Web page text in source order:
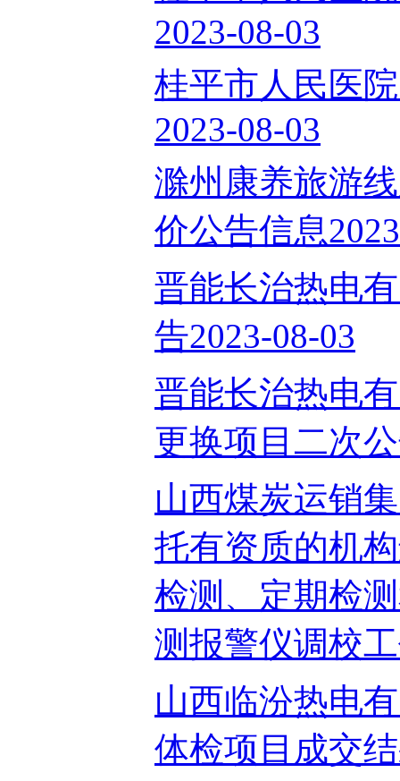
2023-08-03
桂平市人民医
2023-08-03
滁州康养旅游
价公告信息
晋能长治热电
告2023-08-03
晋能长治热电
更换项目二次
山西煤炭运销
托有资质的机
检测、定期检
测报警仪调校
山西临汾热电
体检项目成交